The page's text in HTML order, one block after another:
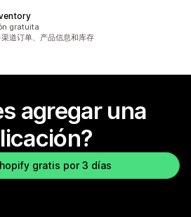
gratuita
道订单、产品信息和库存
agregar una
gratis por 3 días